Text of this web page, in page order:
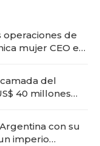
operaciones de
mujer CEO en
del
40 millones
con su
imperio